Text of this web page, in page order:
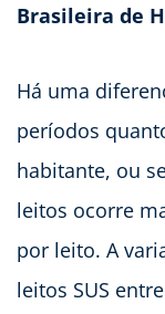
Brasileira de
Há uma
períodos
habitante, ou
leitos ocorre
por leito. A
leitos SUS